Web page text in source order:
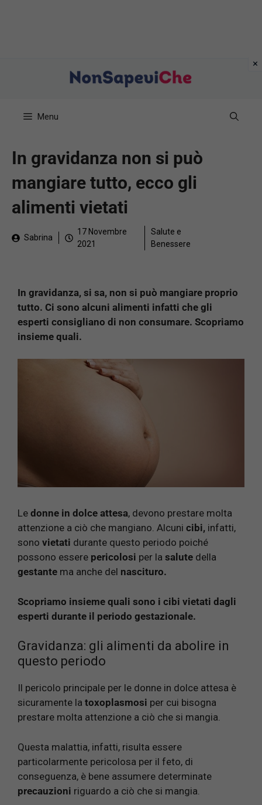
Menu
In gravidanza non si può
mangiare tutto, ecco gli
alimenti vietati
Sabrina
17 Novembre
2021
Salute e
Benessere
In gravidanza, si sa, non si può mangiare proprio
tutto. Ci sono alcuni alimenti infatti che gli
esperti consigliano di non consumare. Scopriamo
insieme quali.
Le donne in dolce attesa, devono prestare molta
attenzione a ciò che mangiano. Alcuni cibi, infatti,
sono vietati durante questo periodo poiché
possono essere pericolosi per la salute della
gestante ma anche del nascituro.
Scopriamo insieme quali sono i cibi vietati dagli
esperti durante il periodo gestazionale.
Gravidanza: gli alimenti da abolire in
questo periodo
Il pericolo principale per le donne in dolce attesa è
sicuramente la toxoplasmosi per cui bisogna
prestare molta attenzione a ciò che si mangia.
Questa malattia, infatti, risulta essere
particolarmente pericolosa per il feto, di
conseguenza, è bene assumere determinate
precauzioni riguardo a ciò che si mangia.